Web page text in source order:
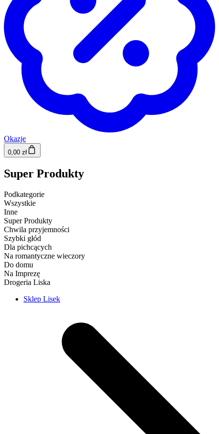
Okazje
0,00 zł
Super Produkty
Podkategorie
Wszystkie
Inne
Super Produkty
Chwila przyjemności
Szybki głód
Dla pichcących
Na romantyczne wieczory
Do domu
Na Imprezę
Drogeria Liska
Sklep Lisek